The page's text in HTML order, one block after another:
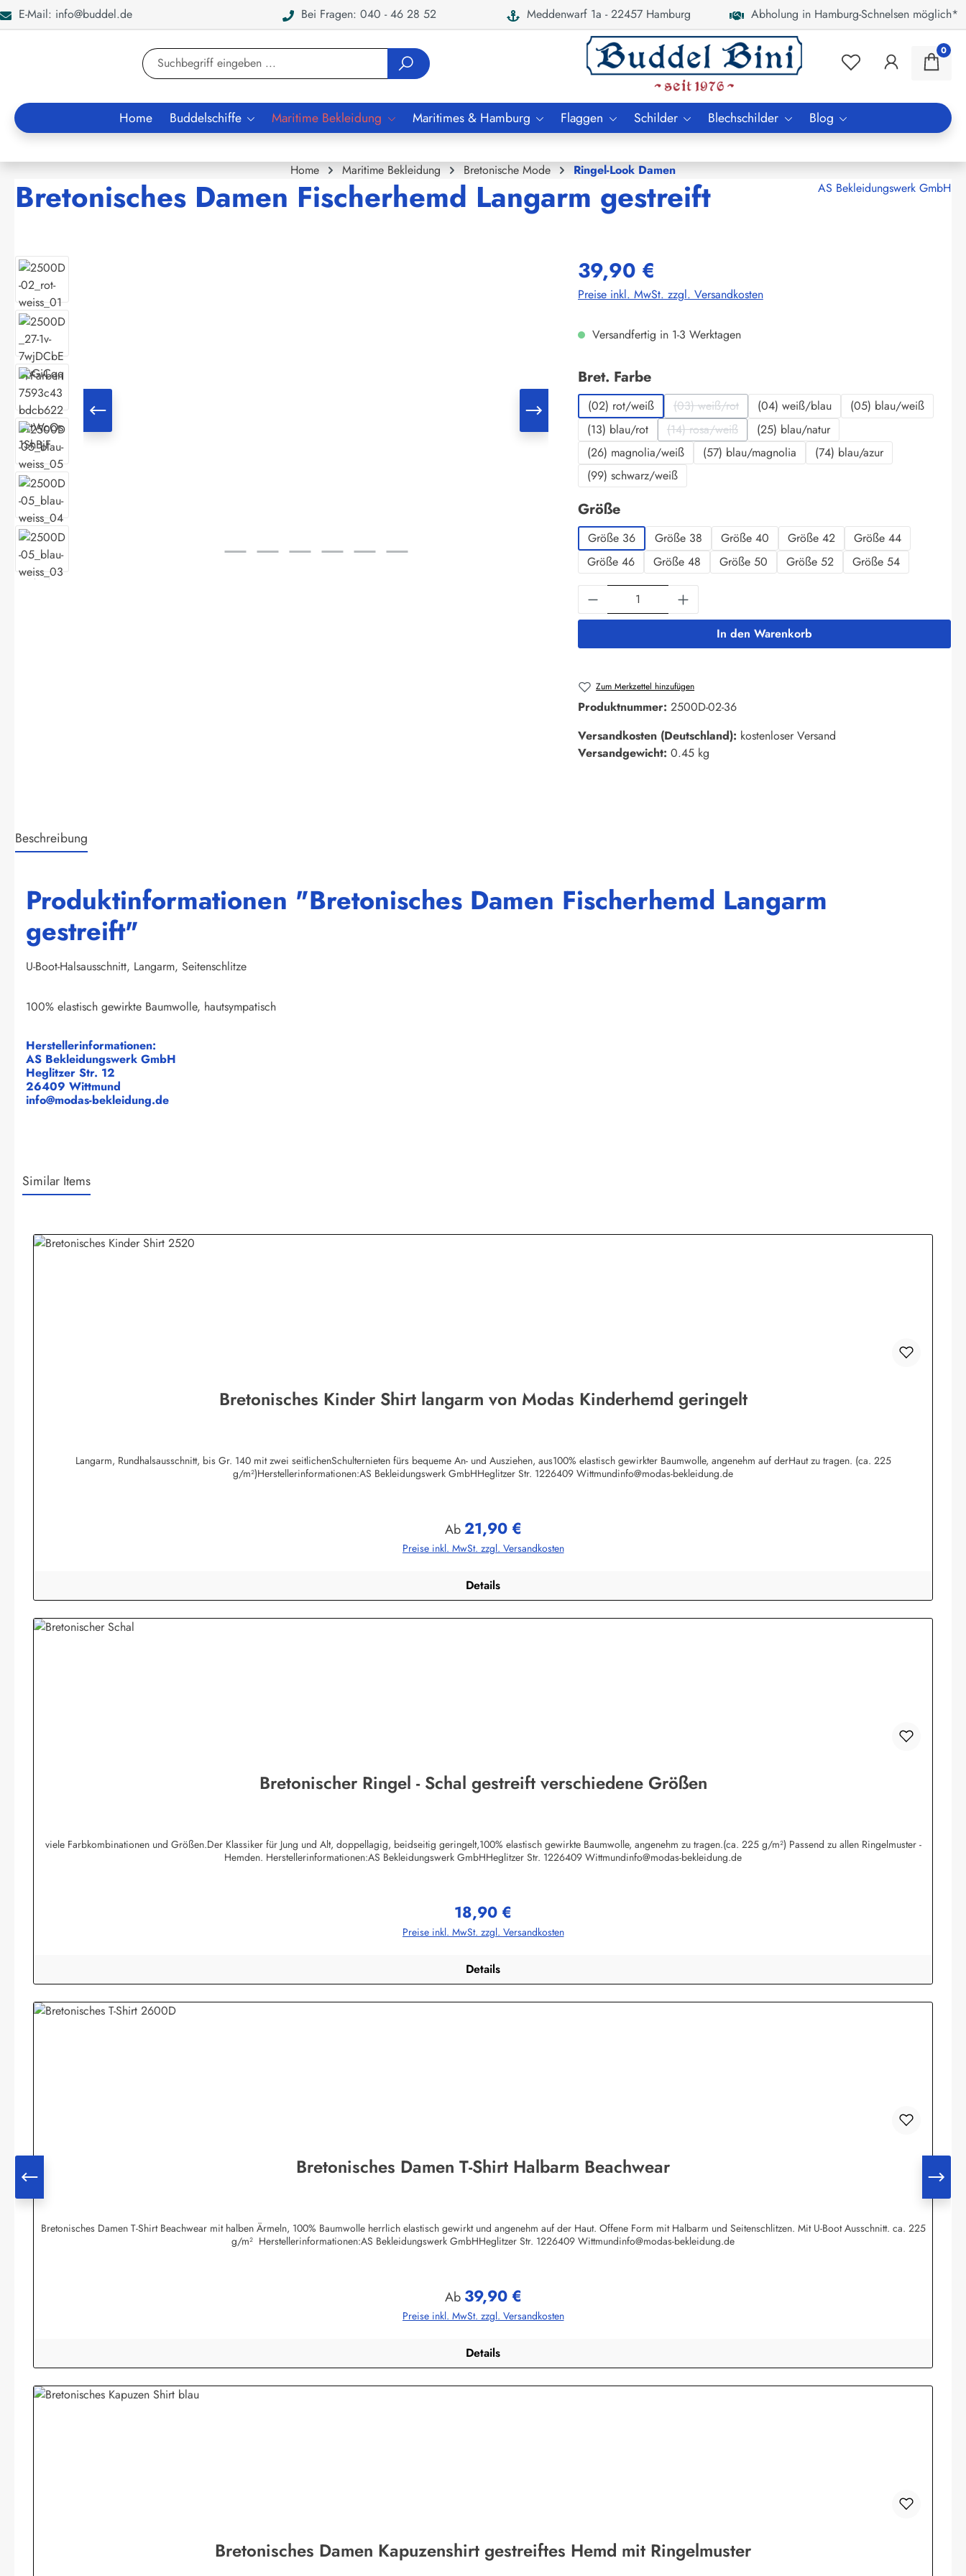
Zur Suche springen
E-Mail: info@buddel.de Bei Fragen: 040 - 46 28 52 Meddenwarf 1a - 22457 Hamburg Abholung in Hamburg-Schnelsen möglich*
0
Home Buddelschiffe Maritime Bekleidung Maritimes & Hamburg Flaggen Schilder Blechschilder Blog
Home Maritime Bekleidung Bretonische Mode Ringel-Look Damen
Bretonisches Damen Fischerhemd Langarm gestreift AS Bekleidungswerk GmbH
Bildergalerie überspringen 39,90 €
Preise inkl. MwSt. zzgl. Versandkosten
Versandfertig in 1-3 Werktagen
Bret. Farbeauswählen
(02) rot/weiß (03) weiß/rot
(Diese Option ist zurzeit nicht verfügbar.)
(04) weiß/blau
(05) blau/weiß
(13) blau/rot
(14) rosa/weiß
(Diese Option ist zurzeit nicht verfügbar.)
(25) blau/natur
(26) magnolia/weiß
(57) blau/magnolia
(74) blau/azur
(99) schwarz/weiß
Größeauswählen
Größe 36 Größe 38 Größe 40 Größe 42
Größe 44
Größe 46
Größe 48 Größe 50 Größe 52 Größe 54
Produkt Anzahl: Gib den gewünschten Wert ein
In den Warenkorb
Zum Merkzettel hinzufügen
Produktnummer: 2500D-02-36
Versandkosten (Deutschland): kostenloser Versand
Versandgewicht: 0.45 kg
Beschreibung
Produktinformationen "Bretonisches Damen Fischerhemd Langarm
gestreift"
U-Boot-Halsausschnitt, Langarm, Seitenschlitze
100% elastisch gewirkte Baumwolle, hautsympatisch
Herstellerinformationen:
AS Bekleidungswerk GmbH
Heglitzer Str. 12
26409 Wittmund
info@modas-bekleidung.de
Similar Items
Bretonisches Kinder Shirt langarm von Modas Kinderhemd geringelt
Langarm, Rundhalsausschnitt, bis Gr. 140 mit zwei seitlichenSchulternieten fürs bequeme An- und Ausziehen, aus100% elastisch gewirkter Baumwolle, angenehm auf derHaut zu tragen. (ca. 225
g/m²)Herstellerinformationen:AS Bekleidungswerk GmbHHeglitzer Str. 1226409 Wittmundinfo@modas-bekleidung.de
Regulärer Preis:
Ab21,90 €
Preise inkl. MwSt. zzgl. Versandkosten
Details
Bretonischer Ringel - Schal gestreift verschiedene Größen
viele Farbkombinationen und Größen.Der Klassiker für Jung und Alt, doppellagig, beidseitig geringelt,100% elastisch gewirkte Baumwolle, angenehm zu tragen.(ca. 225 g/m²) Passend zu allen Ringelmuster -
Hemden. Herstellerinformationen:AS Bekleidungswerk GmbHHeglitzer Str. 1226409 Wittmundinfo@modas-bekleidung.de
Regulärer Preis:
18,90 €
Preise inkl. MwSt. zzgl. Versandkosten
Details
Bretonisches Damen T-Shirt Halbarm Beachwear
Bretonisches Damen T-Shirt Beachwear mit halben Ärmeln, 100% Baumwolle herrlich elastisch gewirkt und angenehm auf der Haut. Offene Form mit Halbarm und Seitenschlitzen. Mit U-Boot Ausschnitt. ca. 225
g/m² Herstellerinformationen:AS Bekleidungswerk GmbHHeglitzer Str. 1226409 Wittmundinfo@modas-bekleidung.de
Regulärer Preis:
Ab 39,90 €
Preise inkl. MwSt. zzgl. Versandkosten
Details
Bretonisches Damen Kapuzenshirt gestreiftes Hemd mit Ringelmuster